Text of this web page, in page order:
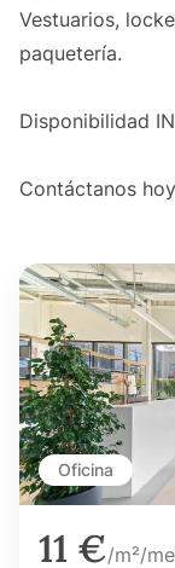
Vestuarios,
paquetería.
Disponibilidad
Contáctanos
Oficina
11 €/m²/